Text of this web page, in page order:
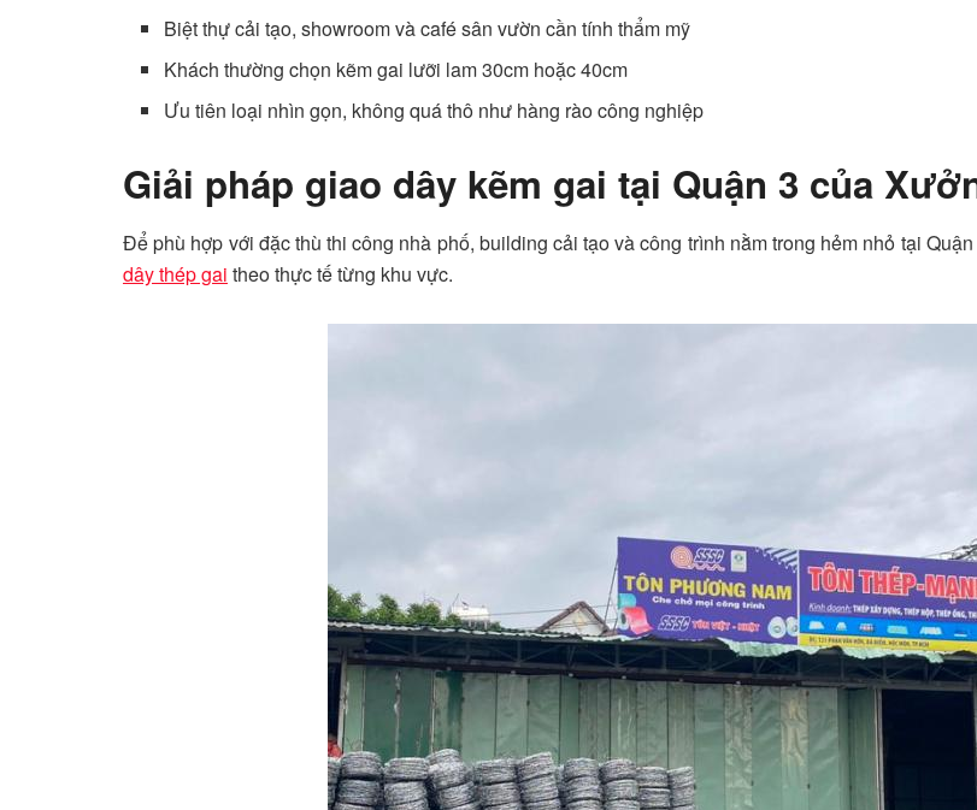
Biệt thự cải tạo, showroom và café sân vườn cần tính thẩm mỹ
Khách thường chọn kẽm gai lưỡi lam 30cm hoặc 40cm
Ưu tiên loại nhìn gọn, không quá thô như hàng rào công nghiệp
Giải pháp giao dây kẽm gai tại Quận 3 của
Để phù hợp với đặc thù thi công nhà phố, building cải tạo và công trình nằm trong hẻm nhỏ tại
dây thép gai theo thực tế từng khu vực.